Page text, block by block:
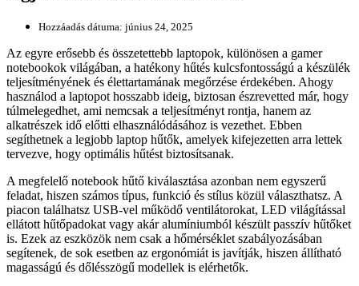
Hozzáadás dátuma: június 24, 2025
Az egyre erősebb és összetettebb laptopok, különösen a gamer
notebookok világában, a hatékony hűtés kulcsfontosságú a készülék
teljesítményének és élettartamának megőrzése érdekében. Ahogy
használod a laptopot hosszabb ideig, biztosan észrevetted már, hogy
túlmelegedhet, ami nemcsak a teljesítményt rontja, hanem az
alkatrészek idő előtti elhasználódásához is vezethet. Ebben
segíthetnek a legjobb laptop hűtők, amelyek kifejezetten arra lettek
tervezve, hogy optimális hűtést biztosítsanak.
A megfelelő notebook hűtő kiválasztása azonban nem egyszerű
feladat, hiszen számos típus, funkció és stílus közül választhatsz. A
piacon találhatsz USB-vel működő ventilátorokat, LED világítással
ellátott hűtőpadokat vagy akár alumíniumból készült passzív hűtőket
is. Ezek az eszközök nem csak a hőmérséklet szabályozásában
segítenek, de sok esetben az ergonómiát is javítják, hiszen állítható
magasságú és dőlésszögű modellek is elérhetők.